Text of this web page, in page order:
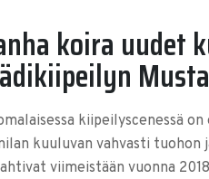
koira uudet
kiipeilyscenessä
kuuluvan vahvasti
viimeistään vuonna